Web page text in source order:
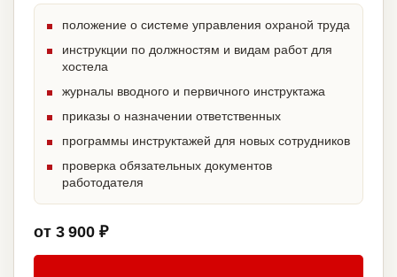
положение о системе управления охраной труда
инструкции по должностям и видам работ для
хостела
журналы вводного и первичного инструктажа
приказы о назначении ответственных
программы инструктажей для новых сотрудников
проверка обязательных документов
работодателя
от 3 900 ₽